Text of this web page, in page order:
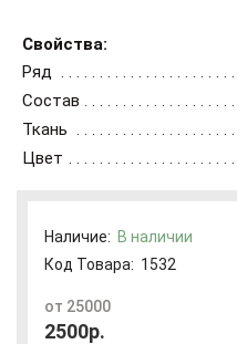
Свойства:
Ряд
Состав
Ткань
Цвет
Наличие: В наличии
Код Товара: 1532
от 25000
2500р.